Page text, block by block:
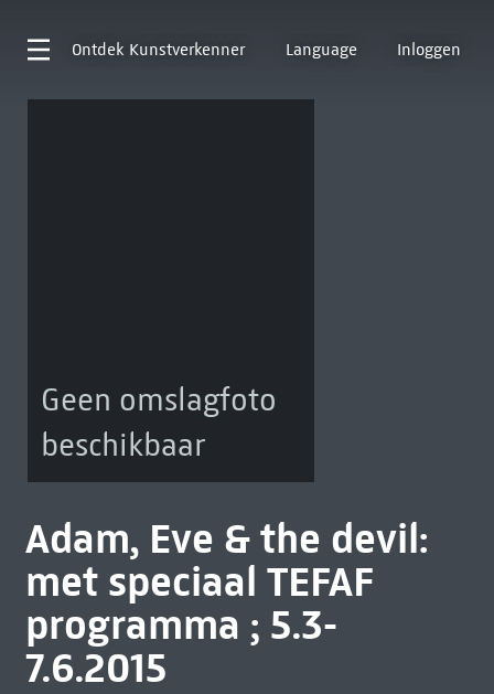
Ontdek Kunstverkenner Language Inloggen
Geen omslagfoto
beschikbaar
Adam, Eve & the devil:
met speciaal TEFAF
programma ; 5.3-
7.6.2015